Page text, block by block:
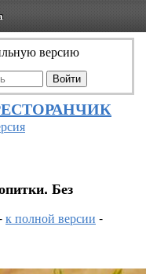
версию
Без
к полной версии -